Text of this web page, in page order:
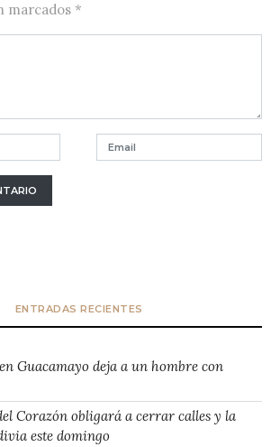
marcados *
ENTRADAS RECIENTES
Guacamayo deja a un hombre con
Corazón obligará a cerrar calles y la
este domingo